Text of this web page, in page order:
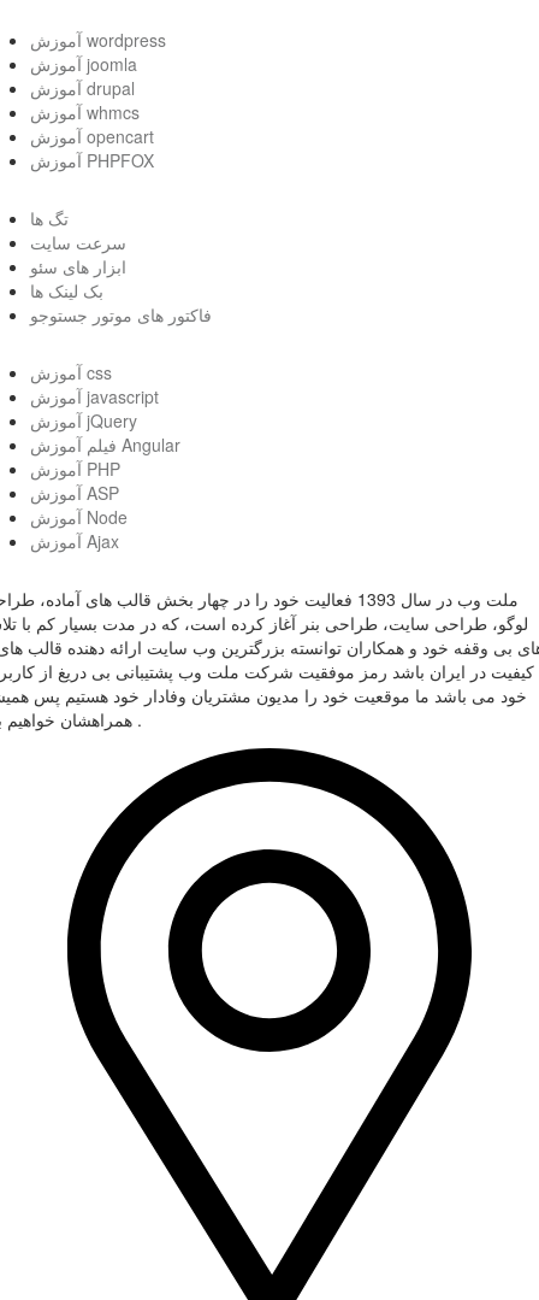
آموزش wordpress
آموزش joomla
آموزش drupal
آموزش whmcs
آموزش opencart
آموزش PHPFOX
تگ ها
سرعت سایت
ابزار های سئو
بک لینک ها
فاکتور های موتور جستوجو
آموزش css
آموزش javascript
آموزش jQuery
فیلم آموزش Angular
آموزش PHP
آموزش ASP
آموزش Node
آموزش Ajax
ملت وب در سال 1393 فعالیت خود را در چهار بخش قالب های آماده،
لوگو، طراحی سایت، طراحی بنر آغاز کرده است، که در مدت بسیار کم با
بی وقفه خود و همکاران توانسته بزرگترین وب سایت ارائه دهنده قالب
کیفیت در ایران باشد رمز موفقیت شرکت ملت وب پشتیبانی بی دریغ از
خود می باشد ما موقعیت خود را مدیون مشتریان وفادار خود هستیم پس
همراهشان خواهیم بود .